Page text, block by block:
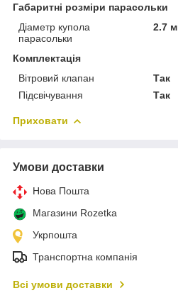
Габаритні розміри парасольки
Діаметр купола
парасольки
2.7 м
Комплектація
Вітровий клапан
Так
Підсвічування
Так
Приховати
Умови доставки
Нова Пошта
Магазини Rozetka
Укрпошта
Транспортна компанія
Всі умови доставки